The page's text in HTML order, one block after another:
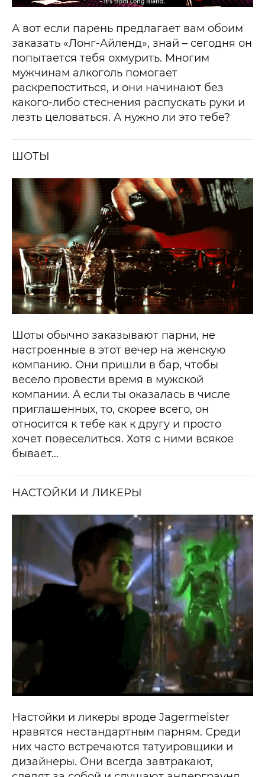
А вот если парень предлагает вам обоим
заказать «Лонг-Айленд», знай – сегодня он
попытается тебя охмурить. Многим
мужчинам алкоголь помогает
раскрепоститься, и они начинают без
какого-либо стеснения распускать руки и
лезть целоваться. А нужно ли это тебе?
ШОТЫ
Шоты обычно заказывают парни, не
настроенные в этот вечер на женскую
компанию. Они пришли в бар, чтобы
весело провести время в мужской
компании. А если ты оказалась в числе
приглашенных, то, скорее всего, он
относится к тебе как к другу и просто
хочет повеселиться. Хотя с ними всякое
бывает…
НАСТОЙКИ И ЛИКЕРЫ
Настойки и ликеры вроде Jagermeister
нравятся нестандартным парням. Среди
них часто встречаются татуировщики и
дизайнеры. Они всегда завтракают,